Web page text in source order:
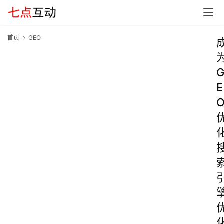
首页 GEO
G
E